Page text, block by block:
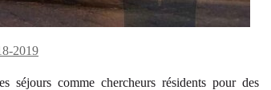
2019
séjours comme chercheurs résidents pour des